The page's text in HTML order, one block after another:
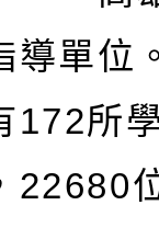
導單位
172所
22680